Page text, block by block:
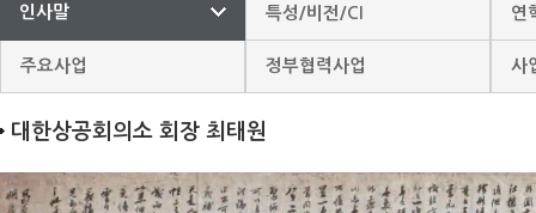
지역
인사말 특성/비전/CI 연
주요사업 정부협력사업 사
대한상공회의소 회장 최태원